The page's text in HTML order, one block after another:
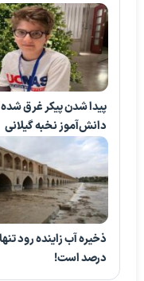
پیدا شدن پیکر غرق شده
دانش‌آموز نخبه گیلانی
درصد است!